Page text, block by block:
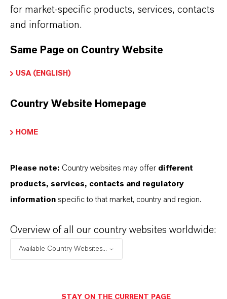
for market-specific products, services, contacts
and information.
Same Page on Country Website
USA (ENGLISH)
Country Website Homepage
HOME
Please note: Country websites may offer different
products, services, contacts and regulatory
information specific to that market, country and region.
Overview of all our country websites worldwide:
Available Country Websites...
STAY ON THE CURRENT PAGE